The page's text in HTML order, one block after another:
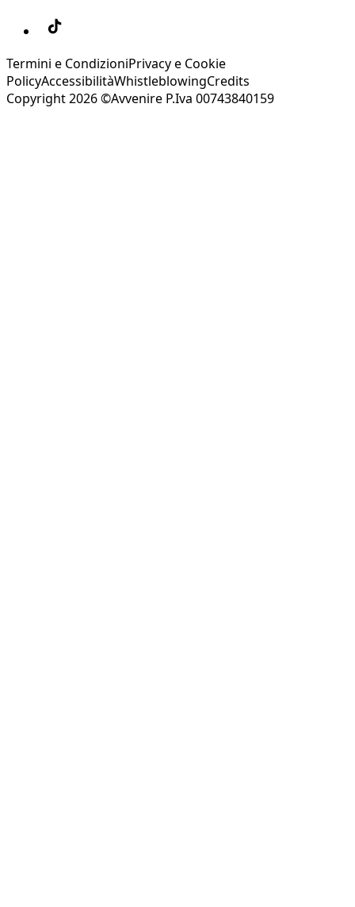
Termini e CondizioniPrivacy e Cookie
PolicyAccessibilitàWhistleblowingCredits
Copyright 2026 ©Avvenire P.Iva 00743840159